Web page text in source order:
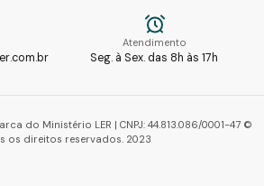
Atendimento
Seg. à Sex. das 8h às 17h
do Ministério LER | CNPJ: 44.813.086/0001-47 ©
os direitos reservados. 2023